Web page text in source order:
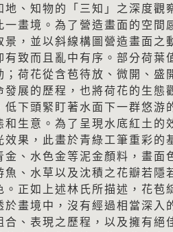
、知物的「三知」之深度觀
畫境。為了營造畫面的空間
，並以斜線構圖營造畫面之
致而且亂中有序。部分荷葉
荷花從含苞待放、微開、盛
展的歷程，也將荷花的生態
下頭緊盯著水面下一群悠游
生意。為了呈現水底紅土的
果，此畫於青綠工筆重彩的
、水色金等泥金顏料，畫面
、水草以及沈積之花瓣若隱
正如上述林氏所描述，花苞
於畫境中，沒有經過相當深入
、表現之歷程，以及擁有絕